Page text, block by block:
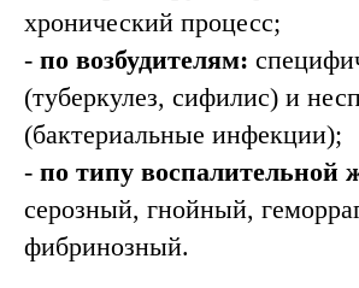
хронический процесс;
- по возбудителям:
(туберкулез, сифилис) и
(бактериальные инфекции);
- по типу воспалительной
серозный, гнойный,
фибринозный.